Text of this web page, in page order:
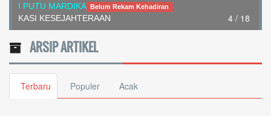
4 / 18
I PUTU MARDIKA Belum Rekam Kehadiran
KASI KESEJAHTERAAN
ARSIP ARTIKEL
Terbaru Populer Acak